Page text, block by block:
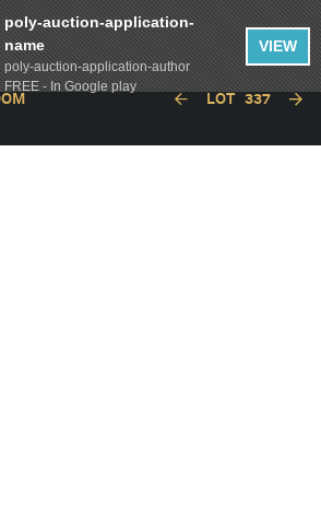
LOT 337
poly-auction-application-
name
poly-auction-application-author
FREE - In Google play
VIEW